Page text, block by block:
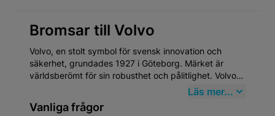
Bromsar till Volvo
Volvo, en stolt symbol för svensk innovation och
säkerhet, grundades 1927 i Göteborg. Märket är
världsberömt för sin robusthet och pålitlighet. Volvo
är inte bara en bil; det är en del av den svenska
identiteten. Att välja
eftermarknadsdelar
Läs mer...
Vanliga frågor